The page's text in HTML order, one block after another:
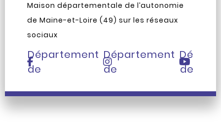
Maison départementale de l’autonomie
de Maine-et-Loire (49) sur les réseaux
sociaux
Page
Facebook
du
Département
de
et-
Loire
Compte
Instagram
Département
de
et-
Loire
Chaîne
de
et-
Loire